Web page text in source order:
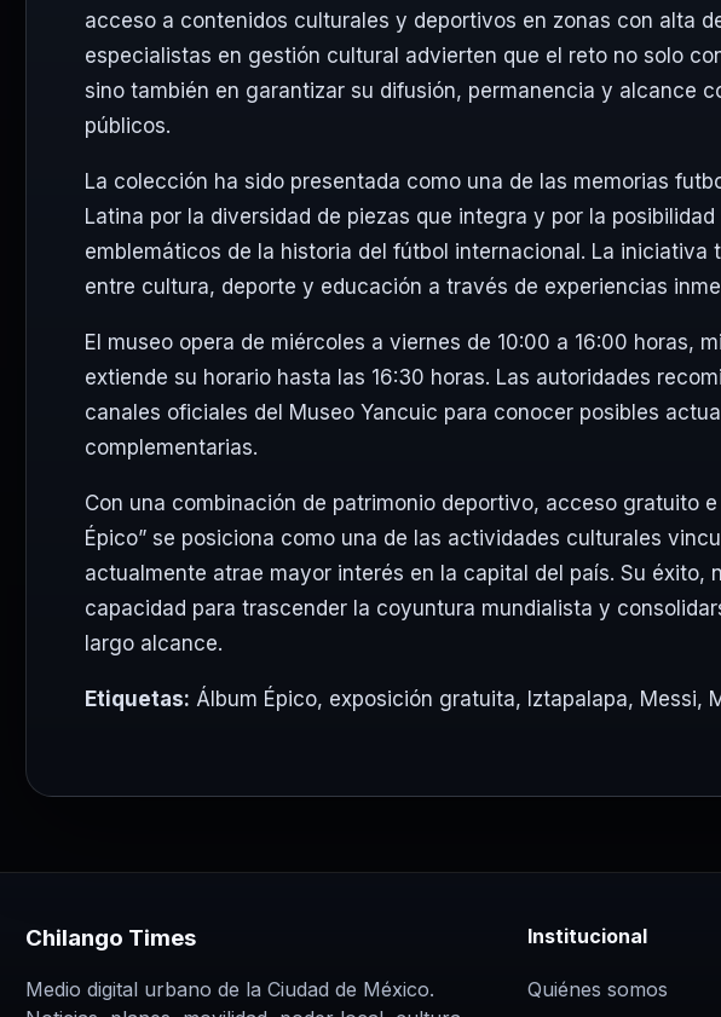
acceso a contenidos culturales y deportivos en zonas con alta
especialistas en gestión cultural advierten que el reto no solo
sino también en garantizar su difusión, permanencia y alcance
públicos.
La colección ha sido presentada como una de las memorias
Latina por la diversidad de piezas que integra y por la
emblemáticos de la historia del fútbol internacional. La
entre cultura, deporte y educación a través de experiencias
El museo opera de miércoles a viernes de 10:00 a 16:00 horas,
extiende su horario hasta las 16:30 horas. Las autoridades
canales oficiales del Museo Yancuic para conocer posibles
complementarias.
Con una combinación de patrimonio deportivo, acceso gratuito
Épico” se posiciona como una de las actividades culturales
actualmente atrae mayor interés en la capital del país. Su éxito,
capacidad para trascender la coyuntura mundialista y
largo alcance.
Etiquetas: Álbum Épico, exposición gratuita, Iztapalapa, Messi,
Chilango Times
Medio digital urbano de la Ciudad de México.
Institucional
Quiénes somos